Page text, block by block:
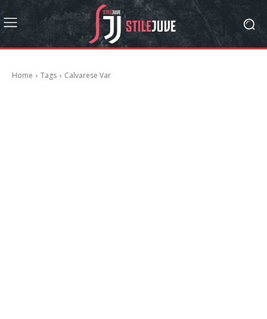
Home Tags Calvarese Var